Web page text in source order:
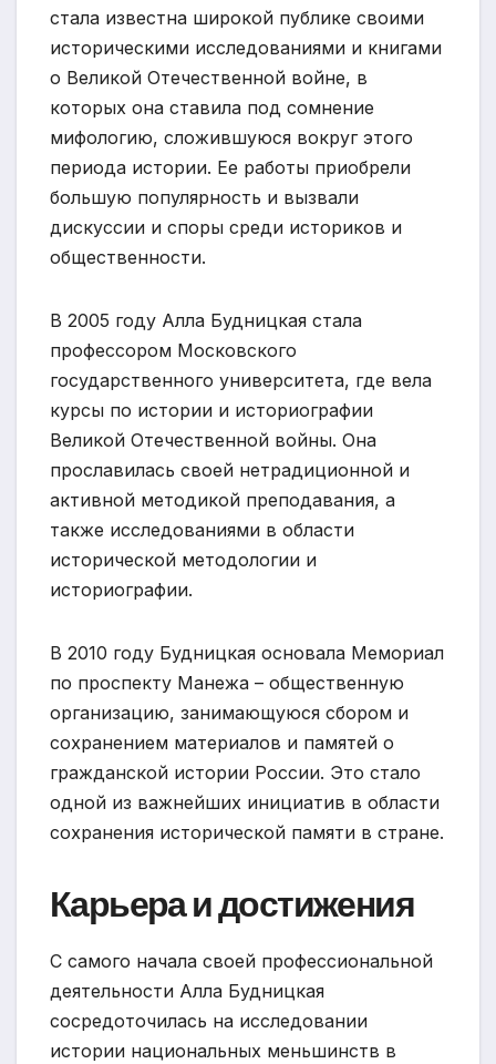
стала известна широкой публике своими
историческими исследованиями и книгами
о Великой Отечественной войне, в
которых она ставила под сомнение
мифологию, сложившуюся вокруг этого
периода истории. Ее работы приобрели
большую популярность и вызвали
дискуссии и споры среди историков и
общественности.
В 2005 году Алла Будницкая стала
профессором Московского
государственного университета, где вела
курсы по истории и историографии
Великой Отечественной войны. Она
прославилась своей нетрадиционной и
активной методикой преподавания, а
также исследованиями в области
исторической методологии и
историографии.
В 2010 году Будницкая основала Мемориал
по проспекту Манежа – общественную
организацию, занимающуюся сбором и
сохранением материалов и памятей о
гражданской истории России. Это стало
одной из важнейших инициатив в области
сохранения исторической памяти в стране.
Карьера и достижения
С самого начала своей профессиональной
деятельности Алла Будницкая
сосредоточилась на исследовании
истории национальных меньшинств в